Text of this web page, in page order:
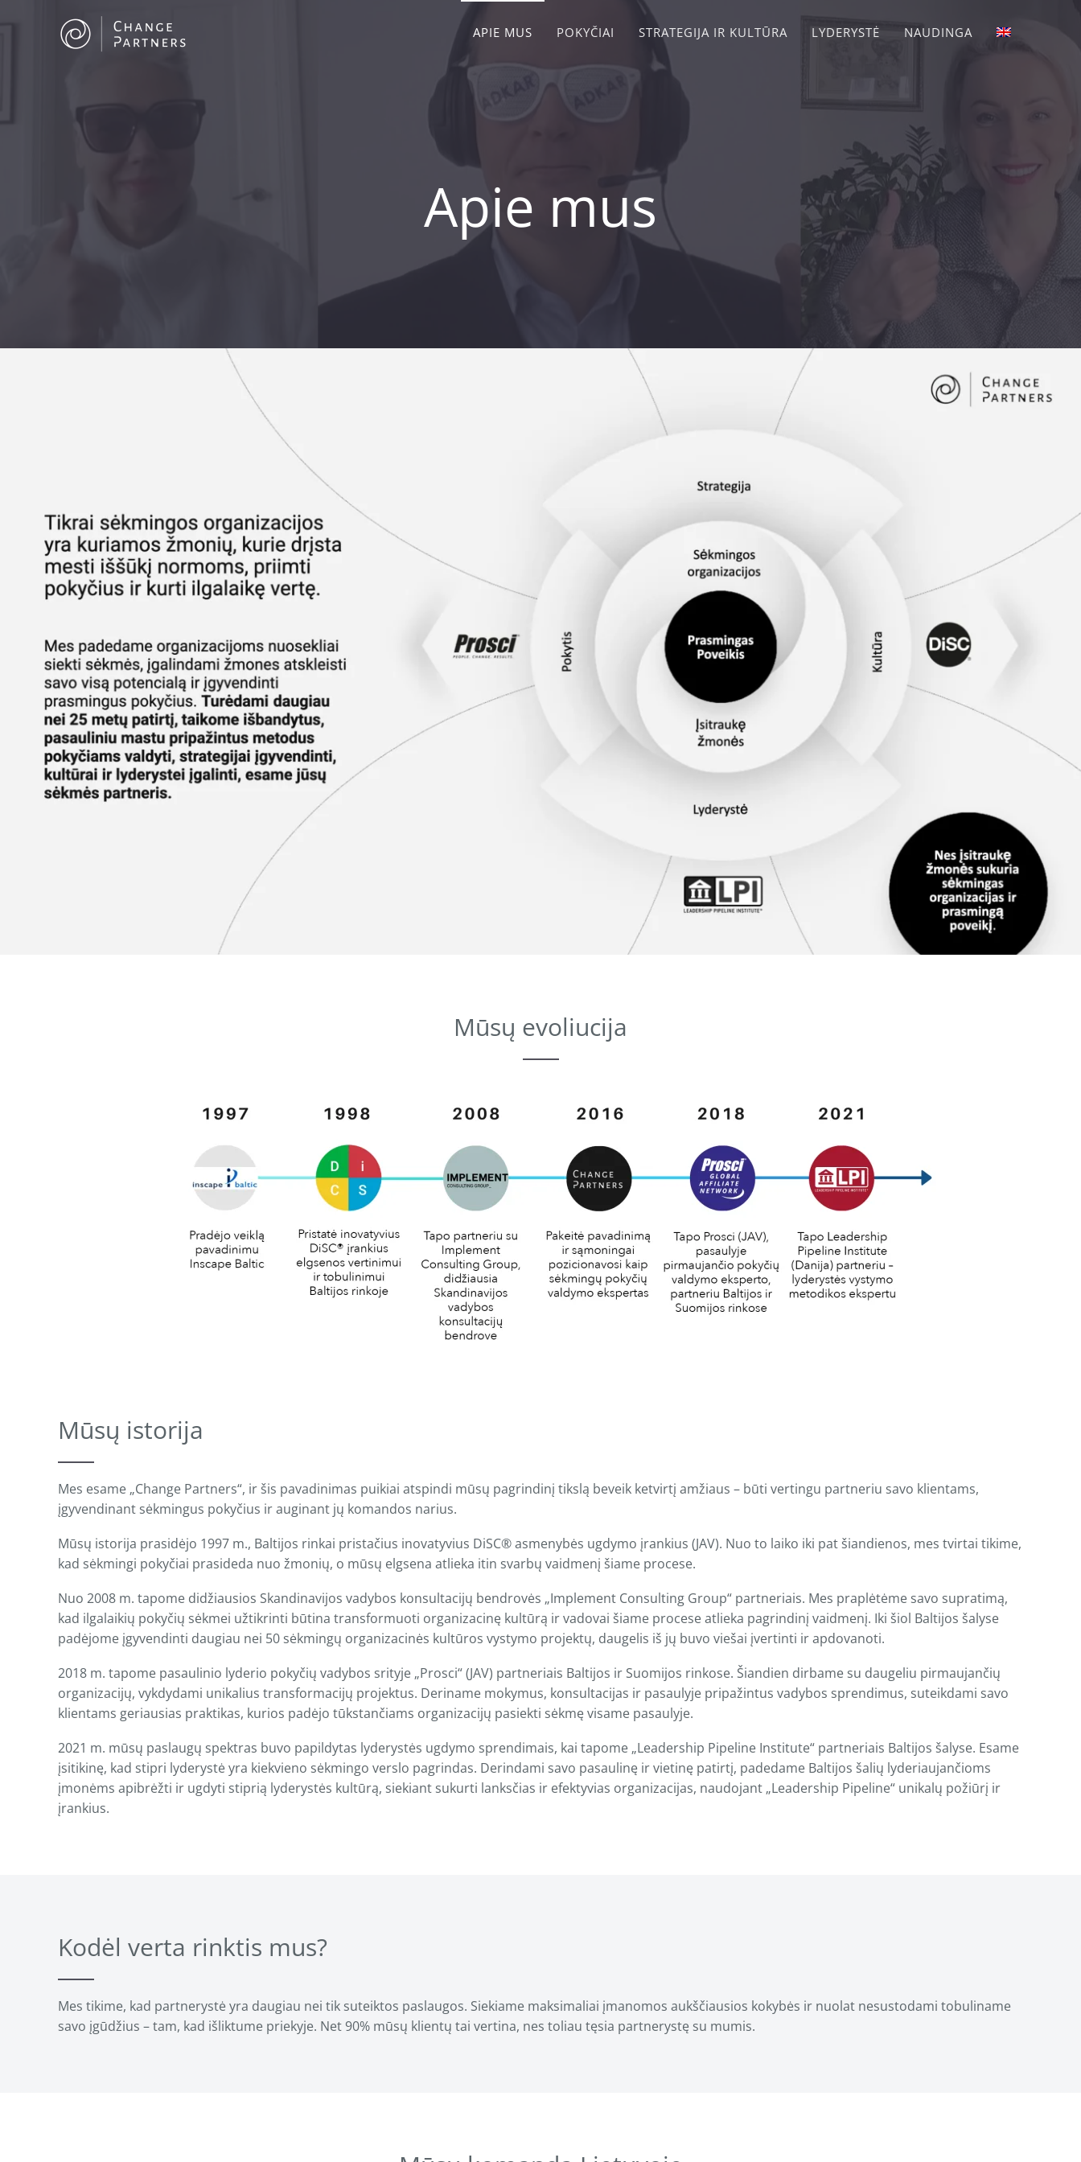
Skip to main content APIE MUS POKYČIAI STRATEGIJA IR KULTŪRA LYDERYSTĖ NAUDINGA
Apie mus
Mūsų evoliucija
Mūsų istorija
Mes esame „Change Partners“, ir šis pavadinimas puikiai atspindi mūsų pagrindinį tikslą beveik ketvirtį amžiaus – būti vertingu partneriu savo klientams,
įgyvendinant sėkmingus pokyčius ir auginant jų komandos narius.
Mūsų istorija prasidėjo 1997 m., Baltijos rinkai pristačius inovatyvius DiSC® asmenybės ugdymo įrankius (JAV). Nuo to laiko iki pat šiandienos, mes tvirtai tikime,
kad sėkmingi pokyčiai prasideda nuo žmonių, o mūsų elgsena atlieka itin svarbų vaidmenį šiame procese.
Nuo 2008 m. tapome didžiausios Skandinavijos vadybos konsultacijų bendrovės „Implement Consulting Group“ partneriais. Mes praplėtėme savo supratimą,
kad ilgalaikių pokyčių sėkmei užtikrinti būtina transformuoti organizacinę kultūrą ir vadovai šiame procese atlieka pagrindinį vaidmenį. Iki šiol Baltijos šalyse
padėjome įgyvendinti daugiau nei 50 sėkmingų organizacinės kultūros vystymo projektų, daugelis iš jų buvo viešai įvertinti ir apdovanoti.
2018 m. tapome pasaulinio lyderio pokyčių vadybos srityje „Prosci“ (JAV) partneriais Baltijos ir Suomijos rinkose. Šiandien dirbame su daugeliu pirmaujančių
organizacijų, vykdydami unikalius transformacijų projektus. Deriname mokymus, konsultacijas ir pasaulyje pripažintus vadybos sprendimus, suteikdami savo
klientams geriausias praktikas, kurios padėjo tūkstančiams organizacijų pasiekti sėkmę visame pasaulyje.
2021 m. mūsų paslaugų spektras buvo papildytas lyderystės ugdymo sprendimais, kai tapome „Leadership Pipeline Institute“ partneriais Baltijos šalyse. Esame
įsitikinę, kad stipri lyderystė yra kiekvieno sėkmingo verslo pagrindas. Derindami savo pasaulinę ir vietinę patirtį, padedame Baltijos šalių lyderiaujančioms
įmonėms apibrėžti ir ugdyti stiprią lyderystės kultūrą, siekiant sukurti lanksčias ir efektyvias organizacijas, naudojant „Leadership Pipeline“ unikalų požiūrį ir
įrankius.
Kodėl verta rinktis mus?
Mes tikime, kad partnerystė yra daugiau nei tik suteiktos paslaugos. Siekiame maksimaliai įmanomos aukščiausios kokybės ir nuolat nesustodami tobuliname
savo įgūdžius – tam, kad išliktume priekyje. Net 90% mūsų klientų tai vertina, nes toliau tęsia partnerystę su mumis.